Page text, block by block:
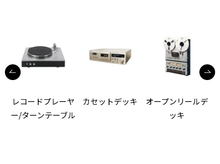
レコードプレーヤ
ー/ターンテーブル
カセットデッキ
オープンリールデ
ッキ